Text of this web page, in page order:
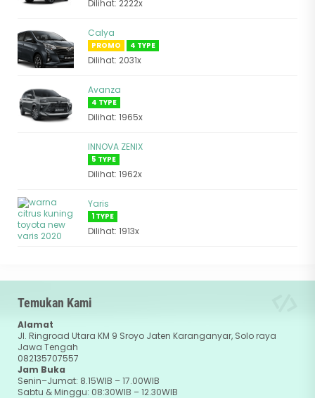
Dilihat: 2222x
Calya
PROMO 4 TYPE
Dilihat: 2031x
Avanza
4 TYPE
Dilihat: 1965x
INNOVA ZENIX
5 TYPE
Dilihat: 1962x
Yaris
1 TYPE
Dilihat: 1913x
Temukan Kami
Alamat
Jl. Ringroad Utara KM 9 Sroyo Jaten Karanganyar, Solo raya
Jawa Tengah
082135707557
Jam Buka
Senin–Jumat: 8.15WIB – 17.00WIB
Sabtu & Minggu: 08:30WIB – 12.30WIB